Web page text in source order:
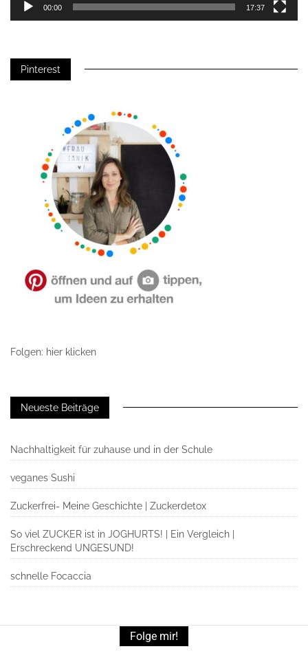
00:00 17:37
Pinterest
Folgen: hier klicken
Neueste Beiträge
Nachhaltigkeit für zuhause und in der Schule
veganes Sushi
Zuckerfrei- Meine Geschichte | Zuckerdetox
So viel ZUCKER ist in JOGHURTS! | Ein Vergleich |
Erschreckend UNGESUND!
schnelle Focaccia
Folge mir!